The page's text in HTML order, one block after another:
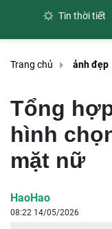
Tin thời tiết
Trang chủ ảnh đẹp
Tổng
hình
mặt nữ
HaoHao
08:22 14/05/2026